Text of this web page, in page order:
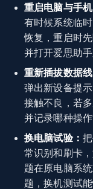
重启电脑与手
有时候系统临
恢复，重启时
并打开爱思助
重新插拔数据线
弹出新设备提
接触不良，若
并记录哪种操作
换电脑试验：
常识别和刷卡
题在原电脑系
题，换机测试